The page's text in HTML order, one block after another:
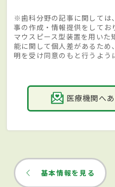
※歯科分野の記事に関しては
事の作成・情報提供をしてお
マウスピース型装置を用い
能に関して個人差があるた
明を受け同意のもと行うよう
医療機関へ
基本情報を見る